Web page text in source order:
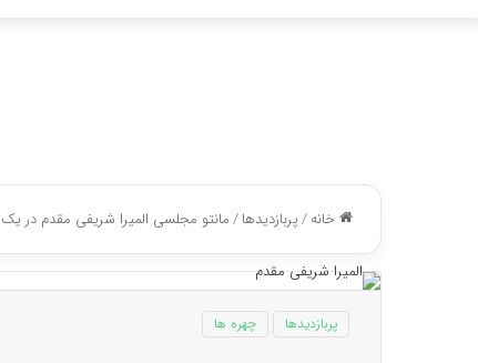
خانه/پربازدیدها/مانتو مجلسی المیرا شریفی‌ مقدم در
پربازدیدها چهره ها